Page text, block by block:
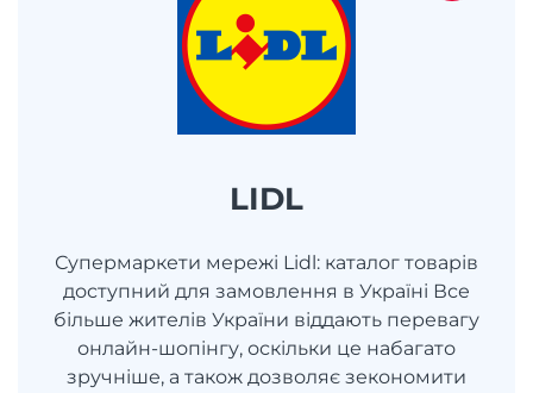
LIDL
Супермаркети мережі Lidl: каталог товарів
доступний для замовлення в Україні Все
більше жителів України віддають перевагу
онлайн-шопінгу, оскільки це набагато
зручніше, а також дозволяє зекономити